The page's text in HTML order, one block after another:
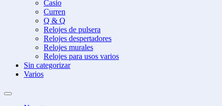
Casio
Curren
Q & Q
Relojes de pulsera
Relojes despertadores
Relojes murales
Relojes para usos varios
Sin categorizar
Varios